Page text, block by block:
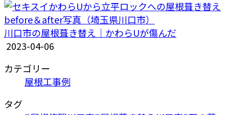
川口市の屋根葺き替え｜かわらUが傷んだ
2023-04-06
カテゴリー
屋根工事例
タグ